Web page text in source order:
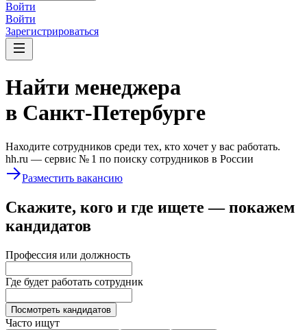
Войти
Войти
Зарегистрироваться
Найти менеджера
в Санкт-Петербурге
Находите сотрудников среди тех, кто хочет у вас работать.
hh.ru — сервис № 1 по поиску сотрудников в России
Разместить вакансию
Скажите, кого и где ищете — покажем
кандидатов
Профессия или должность
Где будет работать сотрудник
Посмотреть кандидатов
Часто ищут